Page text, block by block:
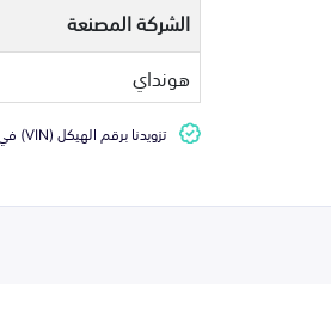
الشركة المصنعة
هونداي
تزويدنا برقم الهيكل (VIN) في صفحة السلة يضمن التطابق التام للقطعة مع سيارتك